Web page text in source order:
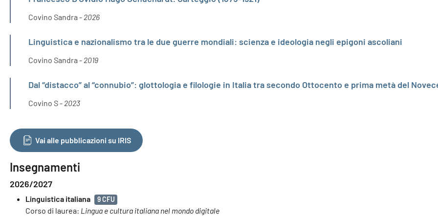
Covino Sandra - 2026
Linguistica e nazionalismo tra le due guerre mondiali: scienza e ideologia negli epigoni ascoliani
Covino Sandra - 2019
Dal “distacco” al “connubio”: glottologia e filologie in Italia tra secondo Ottocento e prima metà del
Covino S - 2023
Vai alle pubblicazioni su IRIS
Insegnamenti
2026/2027
Linguistica italiana 9 CFU
Corso di laurea: Lingua e cultura italiana nel mondo digitale